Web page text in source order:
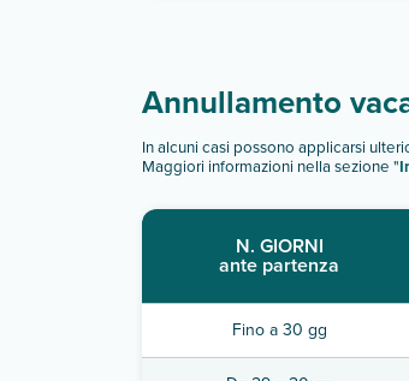
Annullamento
In alcuni casi possono applicarsi
Maggiori informazioni nella sezione "
N. GIORNI
ante partenza
Fino a 30 gg